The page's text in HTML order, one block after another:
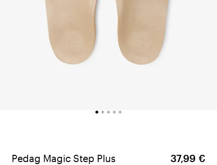
Pedag Magic Step Plus
37,99 €